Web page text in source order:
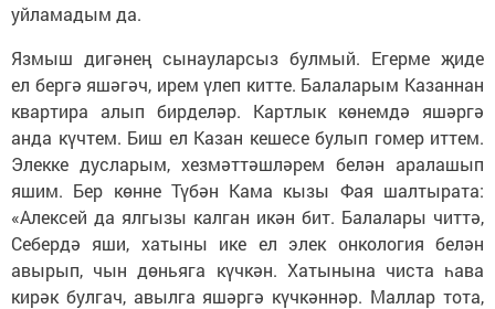
уйламадым да.
Язмыш дигәнең сынауларсыз булмый. Егерме җиде
ел бергә яшәгәч, ирем үлеп китте. Балаларым Казаннан
квартира алып бирделәр. Картлык көнемдә яшәргә
анда күчтем. Биш ел Казан кешесе булып гомер иттем.
Элекке дусларым, хезмәттәшләрем белән аралашып
яшим. Бер көнне Түбән Кама кызы Фая шалтырата:
«Алексей да ялгызы калган икән бит. Балалары читтә,
Себердә яши, хатыны ике ел элек онкология белән
авырып, чын дөньяга күчкән. Хатынына чиста һава
кирәк булгач, авылга яшәргә күчкәннәр. Маллар тота,